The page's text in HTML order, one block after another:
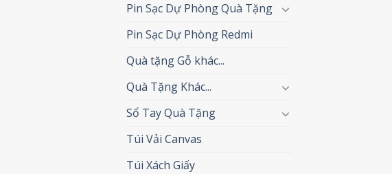
Pin Sạc Dự Phòng Quà Tặng
Pin Sạc Dự Phòng Redmi
Quà tặng Gỗ khác...
Quà Tặng Khác...
Sổ Tay Quà Tặng
Túi Vải Canvas
Túi Xách Giấy